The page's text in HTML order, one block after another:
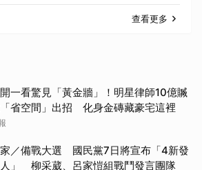
查看更多
一看驚見「黃金牆」！明星律師10億贓
省空間」出招 化身金磚藏豪宅這裡
／備戰大選 國民黨7日將宣布「4新發
」 柳采葳、呂家愷組戰鬥發言團隊